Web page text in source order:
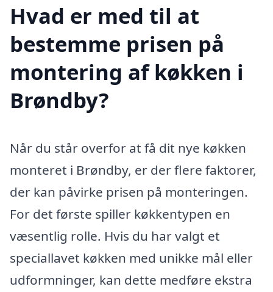
Hvad er med til at
bestemme prisen på
montering af køkken i
Brøndby?
Når du står overfor at få dit nye køkken
monteret i Brøndby, er der flere faktorer,
der kan påvirke prisen på monteringen.
For det første spiller køkkentypen en
væsentlig rolle. Hvis du har valgt et
speciallavet køkken med unikke mål eller
udformninger, kan dette medføre ekstra